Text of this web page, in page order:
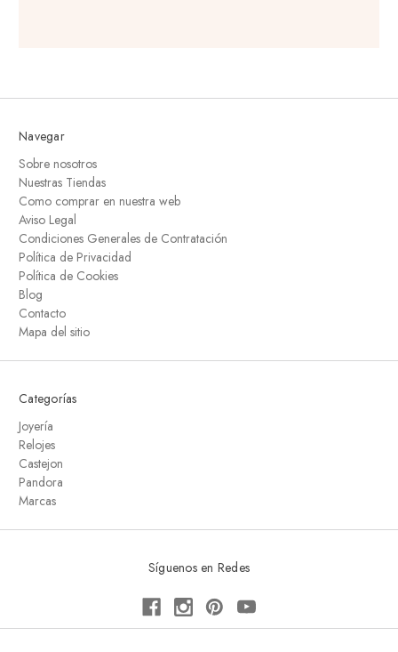
Navegar
Sobre nosotros
Nuestras Tiendas
Como comprar en nuestra web
Aviso Legal
Condiciones Generales de Contratación
Política de Privacidad
Política de Cookies
Blog
Contacto
Mapa del sitio
Categorías
Joyería
Relojes
Castejon
Pandora
Marcas
Síguenos en Redes